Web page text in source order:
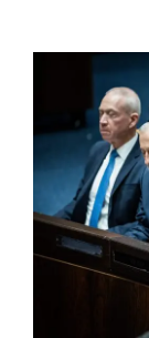
Spenden